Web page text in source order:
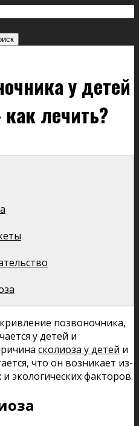
у детей
лечить?
позвоночника,
у детей и
сколиоза у детей и
что он возникает из-
и экологических факторов.